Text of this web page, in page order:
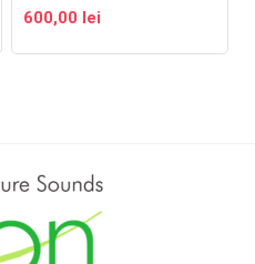
600,00 lei